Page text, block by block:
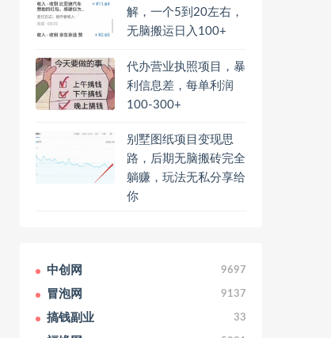
解，一个5到20左右，
无脑搬运日入100+
代办营业执照项目，暴
利信息差，每单利润
100-300+
别墅图纸项目变现思
路，后期无脑搬砖完全
躺赚，玩法无私分享给
你
中创网 9697
冒泡网 9137
搞钱副业 33